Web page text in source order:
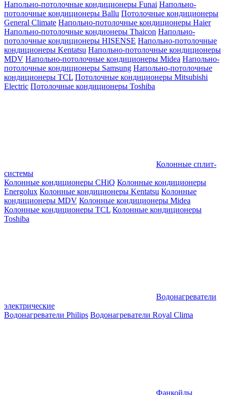
Напольно-потолочные кондиционеры Funai Напольно-
потолочные кондиционеры Ballu Потолочные кондиционеры
General Climate Напольно-потолочные кондиционеры Haier
Напольно-потолочные кондионеры Thaicon Напольно-
потолочные кондиционеры HISENSE Напольно-потолочные
кондиционеры Kentatsu Напольно-потолочные кондиционеры
MDV Напольно-потолочные кондиционеры Midea Напольно-
потолочные кондиционеры Samsung Напольно-потолочные
кондиционеры TCL Потолочные кондиционеры Mitsubishi
Electric Потолочные кондиционеры Toshiba
Колонные сплит-
системы
Колонные кондиционеры CHiQ Колонные кондиционеры
Energolux Колонные кондиционеры Kentatsu Колонные
кондиционеры MDV Колонные кондиционеры Midea
Колонные кондиционеры TCL Колонные кондиционеры
Toshiba
Водонагреватели
электрические
Водонагреватели Philips Водонагреватели Royal Clima
Фанкойлы